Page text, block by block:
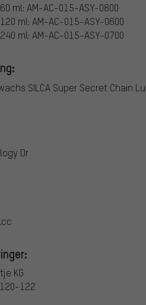
ml: AM-AC-015-ASY-0800
ml: AM-AC-015-ASY-0600
ml: AM-AC-015-ASY-0700
SILCA Super Secret Chain
Dr
KG
122